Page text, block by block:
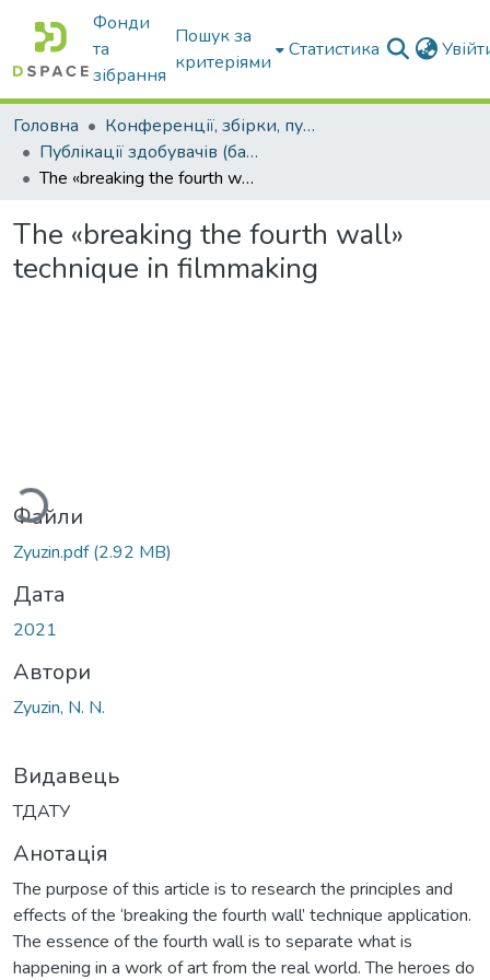
Фонди
та
зібрання
Пошук за
критеріями
Статистика
Головна
Конференції, збірки, публікації молодих вчених і здобувачів : магістрів, бакалаврів, аспірантів.
Публікації здобувачів (бакалаврів. магістрів, аспірантів)
The «breaking the fourth wall» technique in filmmaking
The «breaking the fourth wall»
technique in filmmaking
Файли
Zyuzin.pdf(2.92 MB)
Дата
2021
Автори
Zyuzin, N. N.
Видавець
ТДАТУ
Анотація
The purpose of this article is to research the principles and
effects of the ‘breaking the fourth wall’ technique application.
The essence of the fourth wall is to separate what is
happening in a work of art from the real world. The heroes do